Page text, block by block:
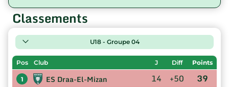
Classements
U18 - Groupe 04
Pos Club J Diff Points
1 ES Draa-El-Mizan 14 +50 39